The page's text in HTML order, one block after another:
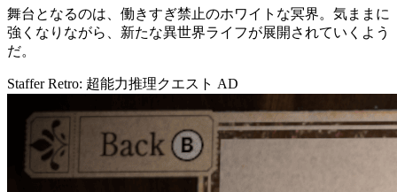
舞台となるのは、働きすぎ禁止のホワイトな冥界。気ままに
強くなりながら、新たな異世界ライフが展開されていくよう
だ。
Staffer Retro: 超能力推理クエスト AD